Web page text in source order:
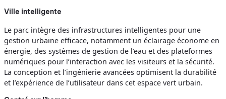
Ville intelligente
Le parc intègre des infrastructures intelligentes pour une
gestion urbaine efficace, notamment un éclairage économe en
énergie, des systèmes de gestion de l’eau et des plateformes
numériques pour l’interaction avec les visiteurs et la sécurité.
La conception et l’ingénierie avancées optimisent la durabilité
et l’expérience de l’utilisateur dans cet espace vert urbain.